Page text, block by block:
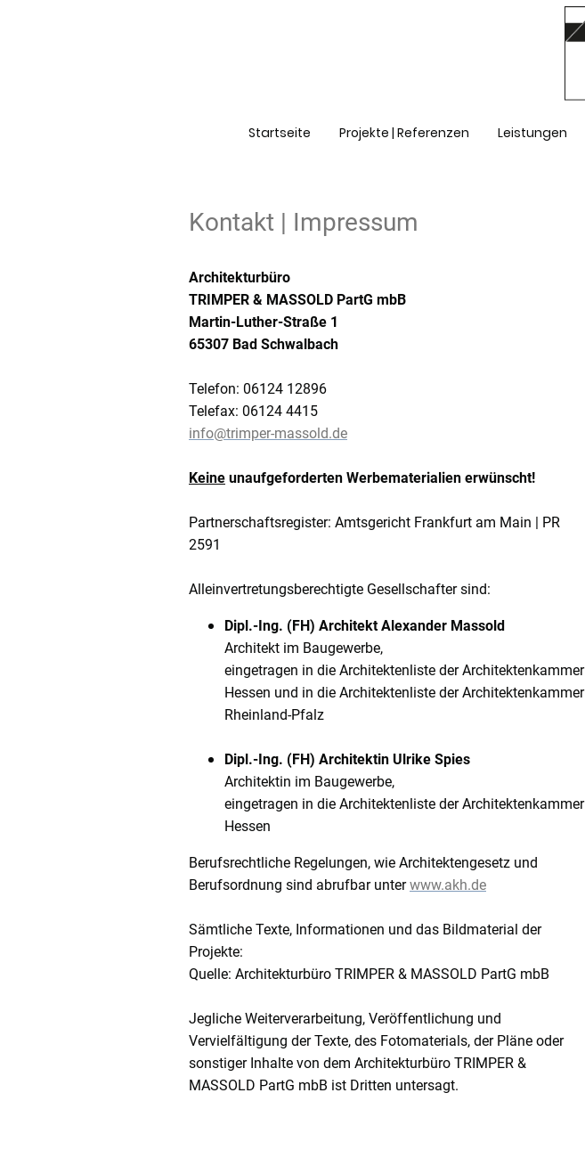
Startseite Projekte | Referenzen Leistungen
Kontakt | Impressum
Architekturbüro
TRIMPER & MASSOLD PartG mbB
Martin-Luther-Straße 1
65307 Bad Schwalbach
Telefon: 06124 12896
Telefax: 06124 4415
info@trimper-massold.de
Keine unaufgeforderten Werbematerialien erwünscht!
Partnerschaftsregister: Amtsgericht Frankfurt am Main | PR
2591
Alleinvertretungsberechtigte Gesellschafter sind:
Dipl.-Ing. (FH) Architekt Alexander Massold
Architekt im Baugewerbe,
eingetragen in die Architektenliste der Architektenkammer
Hessen und in die Architektenliste der Architektenkammer
Rheinland-Pfalz
Dipl.-Ing. (FH) Architektin Ulrike Spies
Architektin im Baugewerbe,
eingetragen in die Architektenliste der Architektenkammer
Hessen
Berufsrechtliche Regelungen, wie Architektengesetz und
Berufsordnung sind abrufbar unterwww.akh.de
Sämtliche Texte, Informationen und das Bildmaterial der
Projekte:
Quelle: Architekturbüro TRIMPER & MASSOLD PartG mbB
Jegliche Weiterverarbeitung, Veröffentlichung und
Vervielfältigung der Texte, des Fotomaterials, der Pläne oder
sonstiger Inhalte von dem Architekturbüro TRIMPER &
MASSOLD PartG mbB ist Dritten untersagt.